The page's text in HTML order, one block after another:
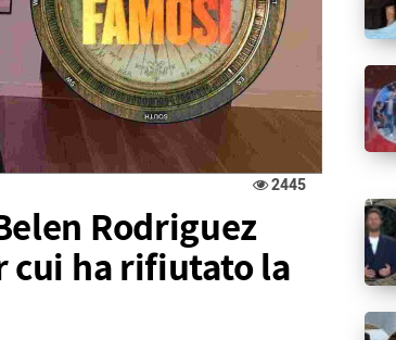
2445
Rodriguez
cui ha rifiutato la